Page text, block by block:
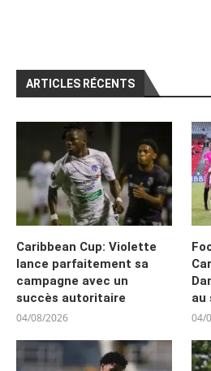
ARTICLES RÉCENTS
Caribbean Cup: Violette
lance parfaitement sa
campagne avec un
succès autoritaire
04/08/2026
au
04/